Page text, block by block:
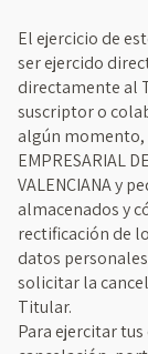
El ejercicio de
ser ejercido
directamente al
suscriptor o
algún momento,
EMPRESARIAL
VALENCIANA y
almacenados y
rectificación de
datos
solicitar la
Titular.
Para ejercitar